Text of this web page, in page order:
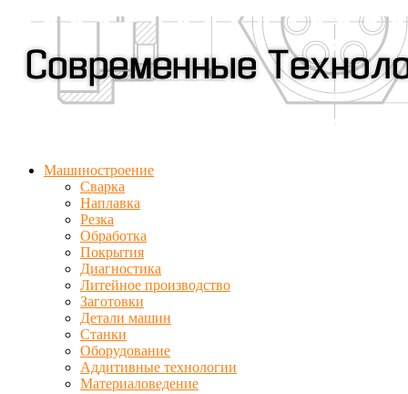
Машиностроение
Сварка
Наплавка
Резка
Обработка
Покрытия
Диагностика
Литейное производство
Заготовки
Детали машин
Станки
Оборудование
Аддитивные технологии
Материаловедение